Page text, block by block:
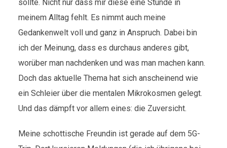
sollte. Nicht nur dass mir diese eine Stunde in
meinem Alltag fehlt. Es nimmt auch meine
Gedankenwelt voll und ganz in Anspruch. Dabei bin
ich der Meinung, dass es durchaus anderes gibt,
worüber man nachdenken und was man machen kann.
Doch das aktuelle Thema hat sich anscheinend wie
ein Schleier über die mentalen Mikrokosmen gelegt.
Und das dämpft vor allem eines: die Zuversicht.
Meine schottische Freundin ist gerade auf dem 5G-